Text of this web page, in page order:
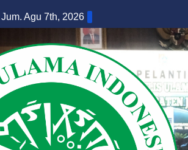
Jum. Agu 7th, 2026